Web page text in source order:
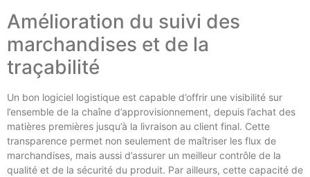
Amélioration du suivi des
marchandises et de la
traçabilité
Un bon logiciel logistique est capable d’offrir une visibilité sur
l’ensemble de la chaîne d’approvisionnement, depuis l’achat des
matières premières jusqu’à la livraison au client final. Cette
transparence permet non seulement de maîtriser les flux de
marchandises, mais aussi d’assurer un meilleur contrôle de la
qualité et de la sécurité du produit. Par ailleurs, cette capacité de